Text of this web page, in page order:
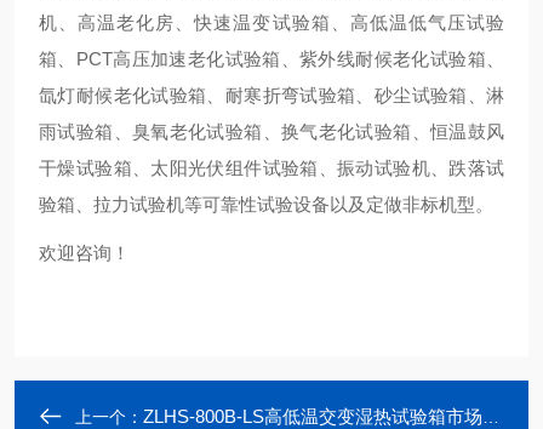
机、高温老化房、快速温变试验箱、高低温低气压试验
箱、PCT高压加速老化试验箱、紫外线耐候老化试验箱、
氙灯耐候老化试验箱、耐寒折弯试验箱、砂尘试验箱、淋
雨试验箱、臭氧老化试验箱、换气老化试验箱、恒温鼓风
干燥试验箱、太阳光伏组件试验箱、振动试验机、跌落试
验箱、拉力试验机等可靠性试验设备以及定做非标机型。
欢迎咨询！
上一个： ZLHS-800B-LS高低温交变湿热试验箱市场价格